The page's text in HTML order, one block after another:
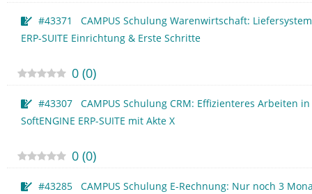
#43371 CAMPUS Schulung Warenwirtschaft:
ERP-SUITE Einrichtung & Erste Schritte
0 (0)
#43307 CAMPUS Schulung CRM: Effizienteres Arbeiten
SoftENGINE ERP-SUITE mit Akte X
0 (0)
#43285 CAMPUS Schulung E-Rechnung: Nur noch 3